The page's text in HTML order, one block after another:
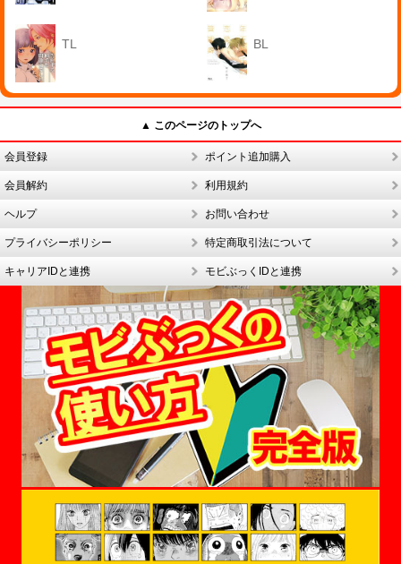
TL BL
▲ このページのトップへ
会員登録 ポイント追加購入
会員解約 利用規約
ヘルプ お問い合わせ
プライバシーポリシー 特定商取引法について
キャリアIDと連携 モビぶっくIDと連携